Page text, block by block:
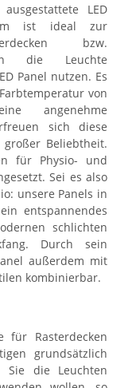
LED
ist ideal zur
bzw.
die Leuchte
Panel nutzen. Es
von
angenehme
sich diese
Beliebtheit.
für Physio- und
Sei es also
unsere Panels in
entspannendes
schlichten
Durch sein
außerdem mit
kombinierbar.
für Rasterdecken
grundsätzlich
Sie die Leuchten